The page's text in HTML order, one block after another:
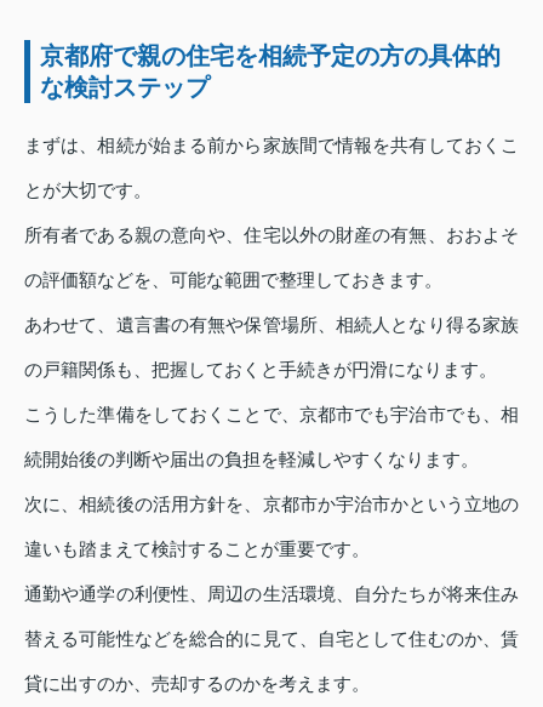
京都府で親の住宅を相続予定の方の具体的
な検討ステップ
まずは、相続が始まる前から家族間で情報を共有しておくこ
とが大切です。
所有者である親の意向や、住宅以外の財産の有無、おおよそ
の評価額などを、可能な範囲で整理しておきます。
あわせて、遺言書の有無や保管場所、相続人となり得る家族
の戸籍関係も、把握しておくと手続きが円滑になります。
こうした準備をしておくことで、京都市でも宇治市でも、相
続開始後の判断や届出の負担を軽減しやすくなります。
次に、相続後の活用方針を、京都市か宇治市かという立地の
違いも踏まえて検討することが重要です。
通勤や通学の利便性、周辺の生活環境、自分たちが将来住み
替える可能性などを総合的に見て、自宅として住むのか、賃
貸に出すのか、売却するのかを考えます。